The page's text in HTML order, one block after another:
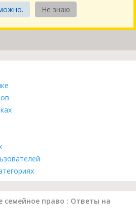
Не знаю
семейное право : Ответы на